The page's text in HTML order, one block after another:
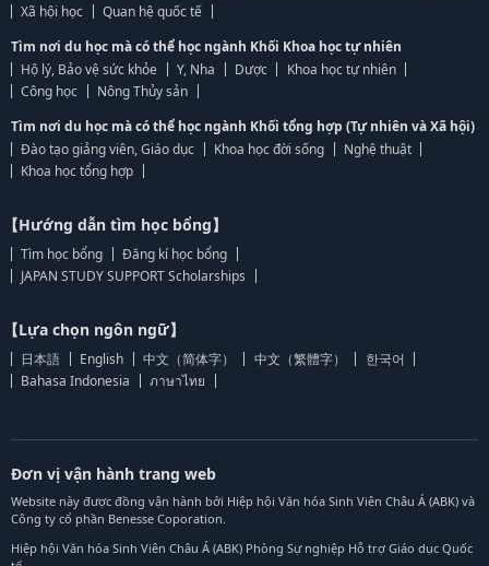
Xã hội học
Quan hệ quốc tế
Tìm nơi du học mà có thể học ngành Khối Khoa học tự nhiên
Hộ lý, Bảo vệ sức khỏe
Y, Nha Dược
Khoa học tự nhiên
Công học
Nông Thủy sản
Tìm nơi du học mà có thể học ngành Khối tổng hợp (Tự nhiên và Xã hội)
Đào tạo giảng viên, Giáo dục
Khoa học đời sống
Nghệ thuật
Khoa học tổng hợp
【Hướng dẫn tìm học bổng】
Tìm học bổng
Đăng kí học bổng
JAPAN STUDY SUPPORT Scholarships
【Lựa chọn ngôn ngữ】
日本語 English 中文（简体字） 中文（繁體字）
한국어
Bahasa Indonesia
ภาษาไทย
Đơn vị vận hành trang web
Website này được đồng vận hành bởi Hiệp hội Văn hóa Sinh Viên Châu Á (ABK) và
Công ty cổ phần Benesse Coporation.
Hiệp hội Văn hóa Sinh Viên Châu Á (ABK) Phòng Sự nghiệp Hỗ trợ Giáo dục Quốc